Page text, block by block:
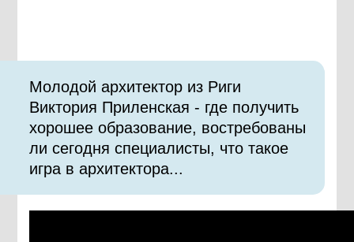
Молодой архитектор из Риги
Виктория Приленская - где получить
хорошее образование, востребованы
ли сегодня специалисты, что такое
игра в архитектора...